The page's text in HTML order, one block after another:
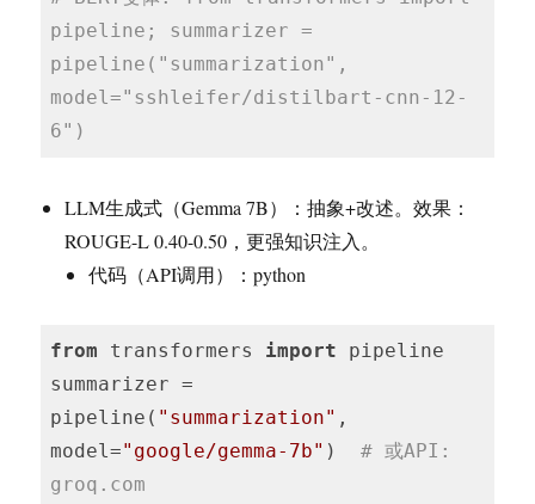
pipeline; summarizer =
pipeline("summarization",
model="sshleifer/distilbart-cnn-12-
6")
LLM生成式（Gemma 7B）：抽象+改述。效果：
ROUGE-L 0.40-0.50，更强知识注入。
代码（API调用）：python
from transformers import pipeline
summarizer =
pipeline( "summarization" ,
model="google/gemma-7b" ) # 或API:
groq.com